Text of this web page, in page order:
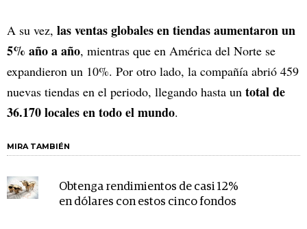
A su vez, las ventas globales en tiendas aumentaron un
5% año a año, mientras que en América del Norte se
expandieron un 10%. Por otro lado, la compañía abrió 459
nuevas tiendas en el periodo, llegando hasta un total de
36.170 locales en todo el mundo.
MIRA TAMBIÉN
Obtenga rendimientos de casi 12%
en dólares con estos cinco fondos